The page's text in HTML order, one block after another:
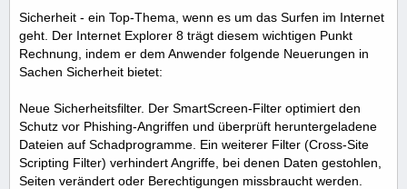
Sicherheit - ein Top-Thema, wenn es um das Surfen im Internet
geht. Der Internet Explorer 8 trägt diesem wichtigen Punkt
Rechnung, indem er dem Anwender folgende Neuerungen in
Sachen Sicherheit bietet:
Neue Sicherheitsfilter. Der SmartScreen-Filter optimiert den
Schutz vor Phishing-Angriffen und überprüft heruntergeladene
Dateien auf Schadprogramme. Ein weiterer Filter (Cross-Site
Scripting Filter) verhindert Angriffe, bei denen Daten gestohlen,
Seiten verändert oder Berechtigungen missbraucht werden.